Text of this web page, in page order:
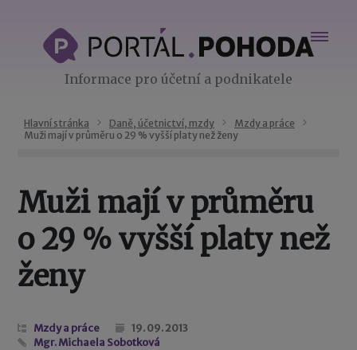
Informace pro účetní a podnikatele
Hlavní stránka Daně, účetnictví, mzdy
Mzdy a práce
Muži mají v průměru o 29 % vyšší platy než ženy
Muži mají v průměru
o 29 % vyšší platy než
ženy
Mzdy a práce
19. 09. 2013
Mgr. Michaela Sobotková